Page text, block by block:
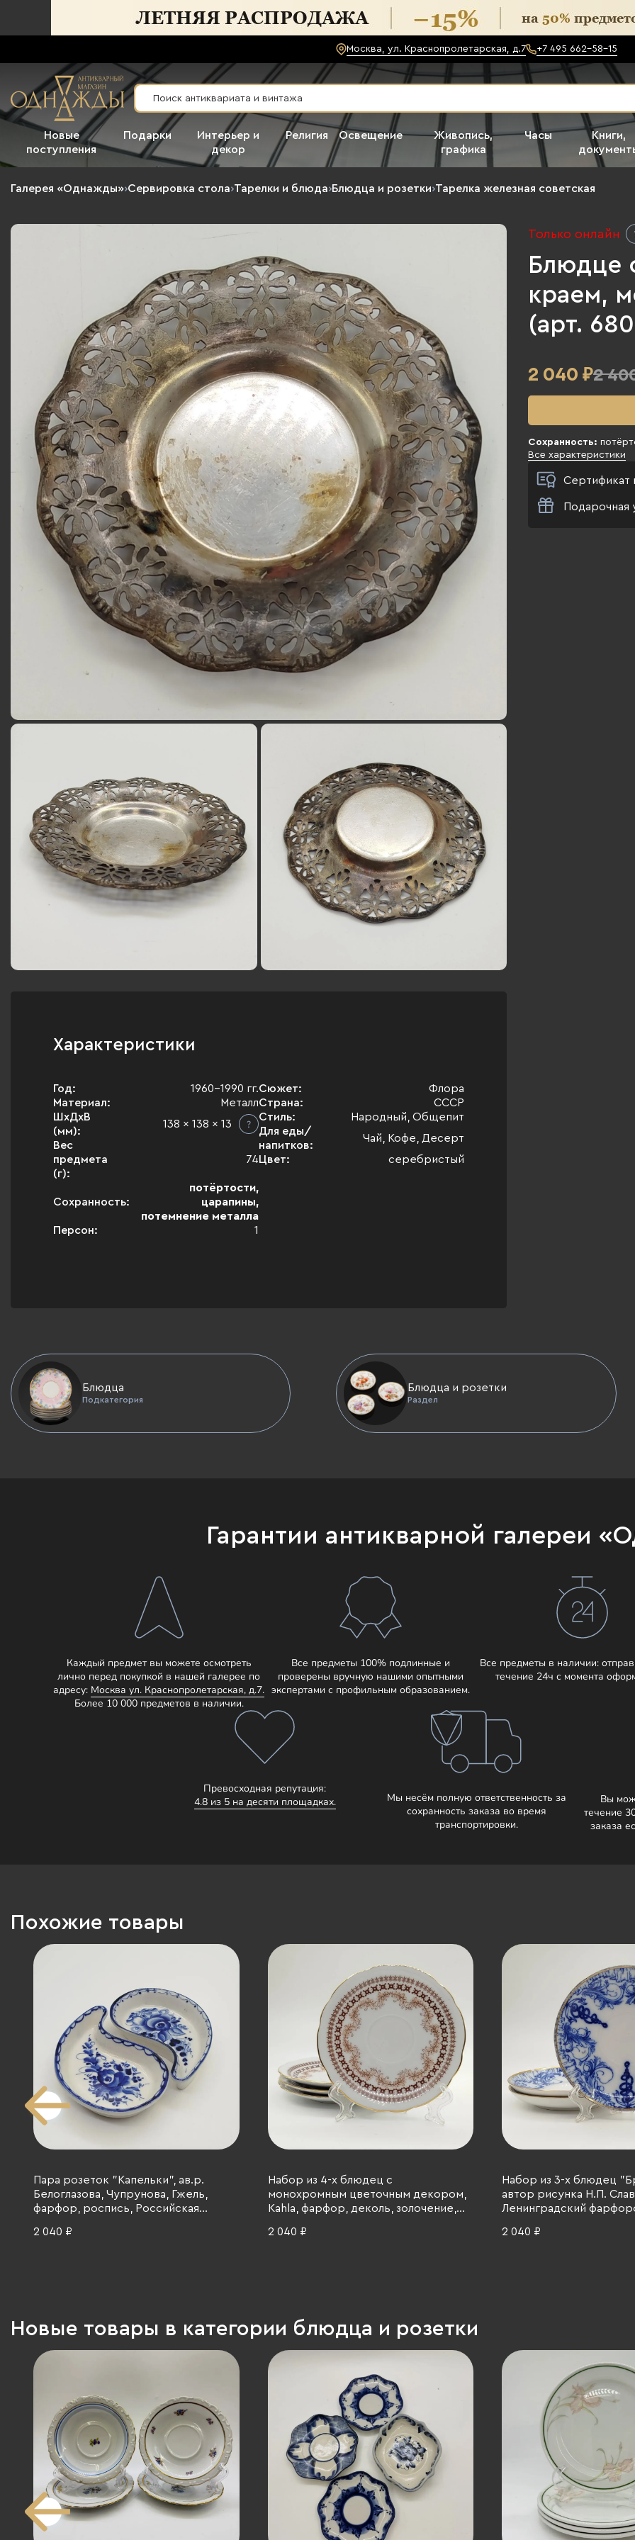
Москва, ул. Краснопролетарская, д.7 +7 495 662-58-15
Новые
поступления
Подарки
Интерьер и
декор
Религия Освещение
Живопись,
графика
Часы
Книги,
Галерея «Однажды»›Сервировка стола›Тарелки и блюда›Блюдца и розетки›Тарелка железная советская
Только онлайн
Блюдце
краем,
(арт.
2 040 ₽2
Сохранность:
Все характеристики
Сертификат
Подарочная
Характеристики
Год:
1960-1990 гг.
Материал:
Металл
ШхДхВ
(мм):
138 x 138 x 13
Вес
предмета
(г):
74
Сохранность:
потёртости,
царапины,
потемнение металла
Персон:
1
Сюжет:
Флора
Страна:
СССР
Стиль:
Народный, Общепит
Для еды/
напитков:
Чай, Кофе, Десерт
Цвет:
серебристый
Блюдца
Подкатегория
Блюдца и розетки
Раздел
Гарантии антикварной галереи
Каждый предмет вы можете осмотреть
лично перед покупкой в нашей галерее по
адресу: Москва ул. Краснопролетарская, д.7.
Более 10 000 предметов в наличии.
Все предметы 100% подлинные и
проверены вручную нашими опытными
экспертами с профильным образованием.
Все предметы в наличии:
течение 24ч с момента
Превосходная репутация:
4.8 из 5 на десяти площадках.
Мы несём полную ответственность за
сохранность заказа во время
транспортировки.
Вы
течение
заказа
Похожие товары
Пара розеток "Капельки", ав.р.
Белоглазова, Чупрунова, Гжель,
фарфор, роспись, Российская
2 040 ₽
Набор из 4-х блюдец с
монохромным цветочным декором,
Kahla, фарфор, деколь, золочение,
2 040 ₽
Набор из 3-х блюдец
автор рисунка Н.П.
Ленинградский
СССР, 1970-1991 гг.
2 040 ₽
Новые товары в категории блюдца и розетки